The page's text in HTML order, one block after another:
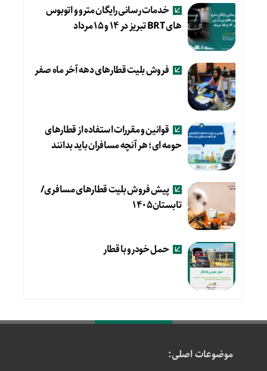
خدمات رسانی رایگان مترو و اتوبوس
های BRT تبریز در ۱۴ و ۱۵ مرداد
فروش بلیت قطارهای دهه آخر ماه صفر
قوانین و مقررات استفاده از قطارهای
حومه ای؛ هر آنچه مسافران باید بدانند
پیش فروش بلیت قطارهای مسافری/
تابستان۱۴۰۵
حمل خودرو با قطار
موضوعات اصلی: